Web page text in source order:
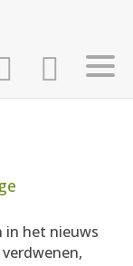
in het nieuws